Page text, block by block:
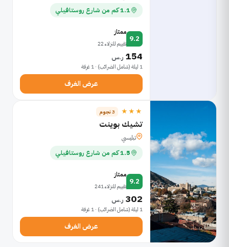
1.1 كم من شارع روستافيلي
9.2
ممتاز
تقييم للنزلاء 22
154 ر.س
1 ليلة (شامل الضرائب) · 1 غرفة
عرض الغرف
★★★ 3 نجوم
تشيك بوينت
تبليسي
1.5 كم من شارع روستافيلي
9.2
ممتاز
تقييم للنزلاء 241
302 ر.س
1 ليلة (شامل الضرائب) · 1 غرفة
عرض الغرف